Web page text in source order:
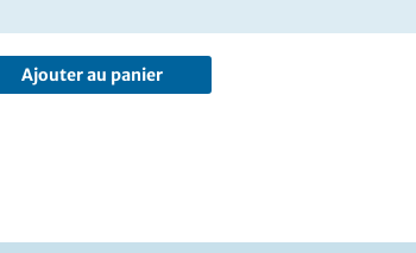
Ajouter au panier